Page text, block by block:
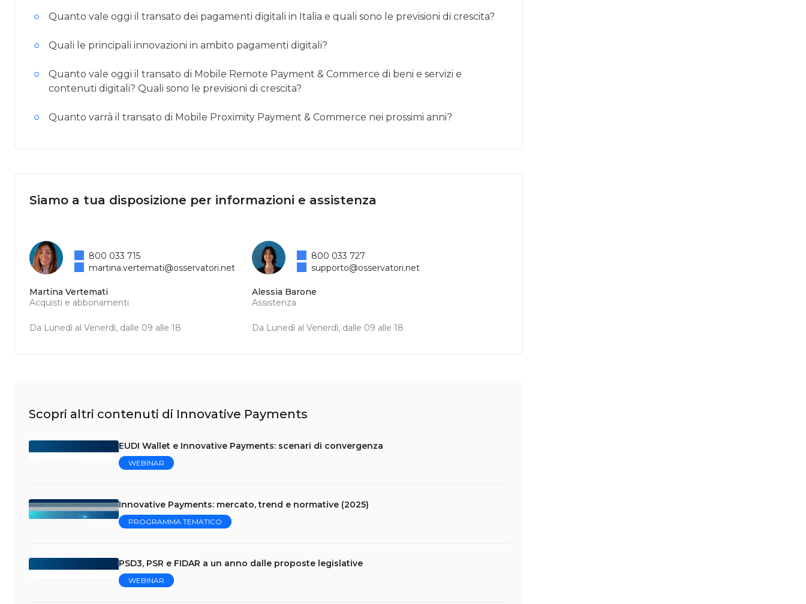
Quanto vale oggi il transato dei pagamenti digitali in Italia e quali sono le previsioni di crescita?
Quali le principali innovazioni in ambito pagamenti digitali?
Quanto vale oggi il transato di Mobile Remote Payment & Commerce di beni e servizi e
contenuti digitali? Quali sono le previsioni di crescita?
Quanto varrà il transato di Mobile Proximity Payment & Commerce nei prossimi anni?
Siamo a tua disposizione per informazioni e assistenza
Martina Vertemati
Acquisti e abbonamenti
Da Lunedì al Venerdì, dalle 09 alle 18
800 033 715
martina.vertemati@osservatori.net
Alessia Barone
Assistenza
Da Lunedì al Venerdì, dalle 09 alle 18
800 033 727
supporto@osservatori.net
Scopri altri contenuti di Innovative Payments
EUDI Wallet e Innovative Payments: scenari di convergenza
WEBINAR
Innovative Payments: mercato, trend e normative (2025)
PROGRAMMA TEMATICO
PSD3, PSR e FIDAR a un anno dalle proposte legislative
WEBINAR